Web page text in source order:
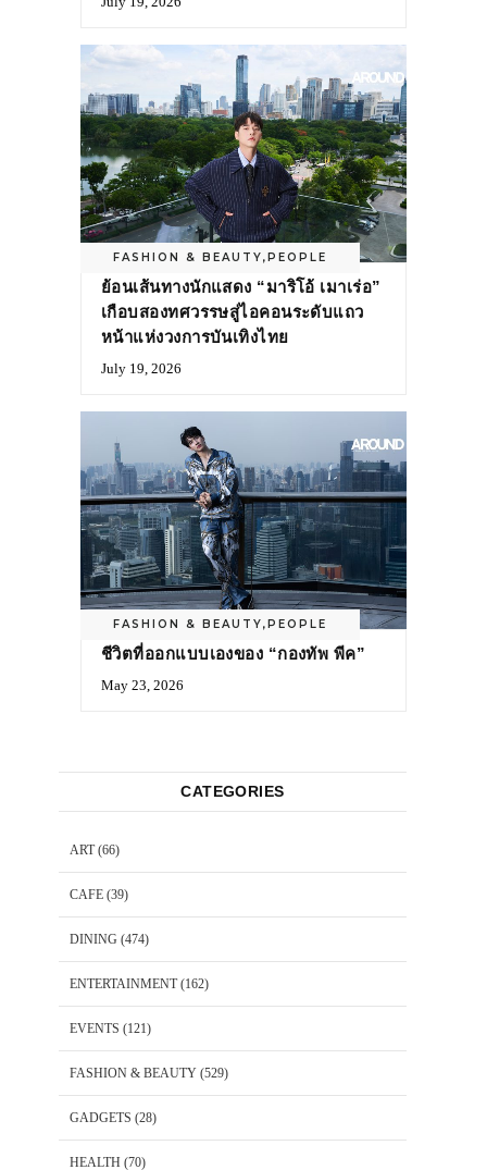
FASHION & BEAUTY,PEOPLE
ย้อนเส้นทางนักแสดง “มาริโอ้ เมาเร่อ”
เกือบสองทศวรรษสู่ไอคอนระดับแถว
หน้าแห่งวงการบันเทิงไทย
July 19, 2026
FASHION & BEAUTY, PEOPLE
ชีวิตที่ออกแบบเองของ “กองทัพ พีค”
May 23, 2026
CATEGORIES
ART(66)
CAFE (39)
DINING (474)
ENTERTAINMENT(162)
EVENTS (121)
FASHION & BEAUTY (529)
GADGETS (28)
HEALTH (70)